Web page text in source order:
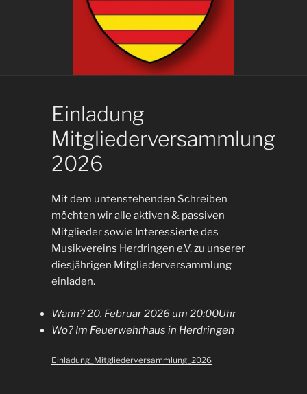
Einladung
Mitgliederversammlung
2026
Mit dem untenstehenden Schreiben
möchten wir alle aktiven & passiven
Mitglieder sowie Interessierte des
Musikvereins Herdringen e.V. zu unserer
diesjährigen Mitgliederversammlung
einladen.
Wann? 20. Februar 2026 um 20:00Uhr
Wo? Im Feuerwehrhaus in Herdringen
Einladung_Mitgliederversammlung_2026